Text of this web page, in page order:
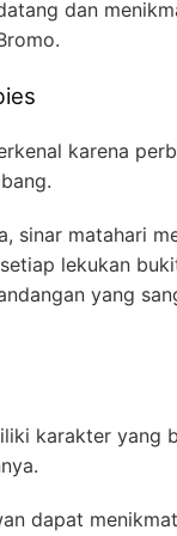
dan
karena
sinar matahari
lekukan
yang
karakter yang
dapat